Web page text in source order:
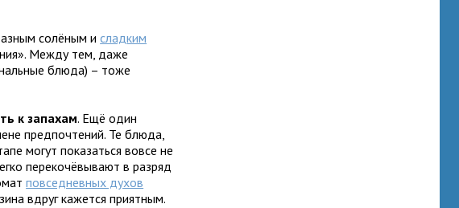
солёным исладким
Между тем, даже
блюда) – тоже
к запахам. Ещё один
предпочтений. Те блюда,
могут показаться вовсе не
перекочёвывают в разряд
повседневных духов
вдруг кажется приятным.